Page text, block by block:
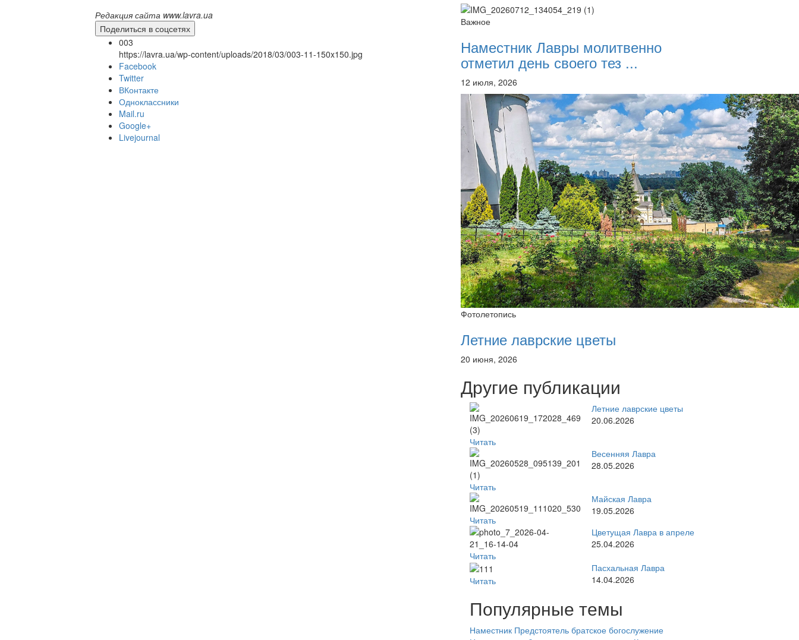
Перейти к архиву
Редакция сайта www.lavra.ua
Поделиться в соцсетях
003
https://lavra.ua/wp-content/uploads/2018/03/003-11-150x150.jpg
Facebook
Twitter
ВКонтакте
Одноклассники
Mail.ru
Google+
Livejournal
Важное
Наместник Лавры молитвенно
отметил день своего тез ...
12 июля, 2026
Фотолетопись
Летние лаврские цветы
20 июня, 2026
Другие публикации
Читать
Летние лаврские цветы
20.06.2026
Читать
Весенняя Лавра
28.05.2026
Читать
Майская Лавра
19.05.2026
Читать
Цветущая Лавра в апреле
25.04.2026
Читать
Пасхальная Лавра
14.04.2026
Популярные темы
Наместник Предстоятель братское богослужение